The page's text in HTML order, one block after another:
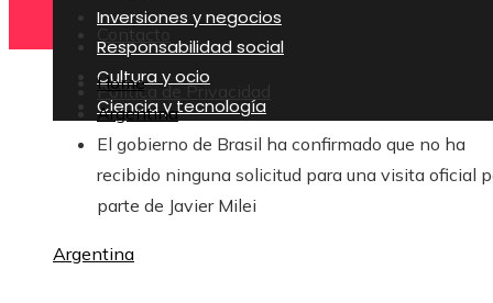
Contacto
Política de Privacidad
Inversiones y negocios
Responsabilidad social
Cultura y ocio
Ciencia y tecnología
Home
Argentina
El gobierno de Brasil ha confirmado que no ha
recibido ninguna solicitud para una visita oficial
parte de Javier Milei
Argentina